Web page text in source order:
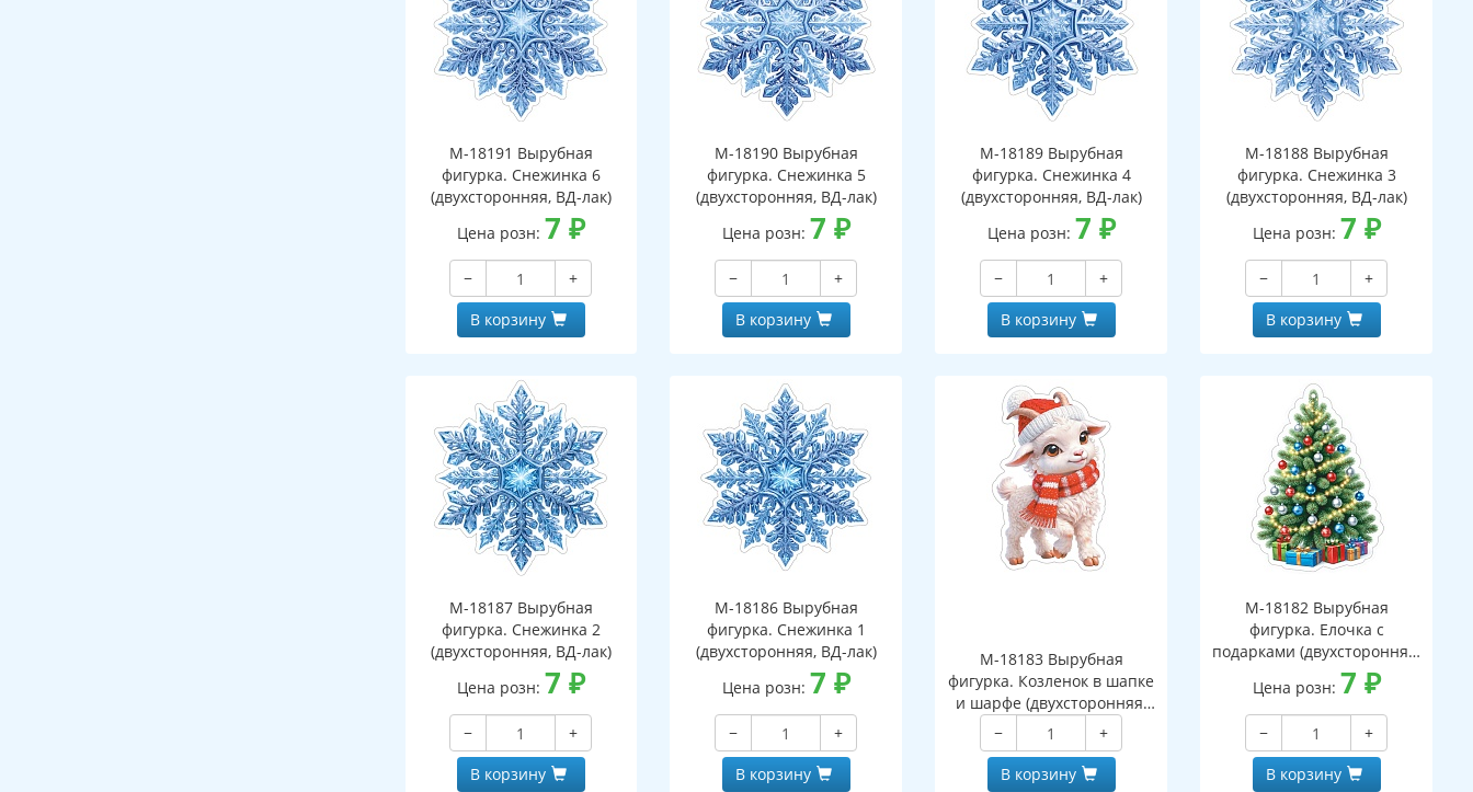
М-18191 Вырубная
фигурка. Снежинка 6
(двухсторонняя, ВД-лак)
Цена розн: 7 ₽
−
+
В корзину
М-18190 Вырубная
фигурка. Снежинка 5
(двухсторонняя, ВД-лак)
Цена розн: 7 ₽
−
+
В корзину
М-18189 Вырубная
фигурка. Снежинка 4
(двухсторонняя, ВД-лак)
Цена розн: 7 ₽
−
+
В корзину
М-18188 Вырубная
фигурка. Снежинка 3
(двухсторонняя, ВД-лак)
Цена розн: 7 ₽
−
+
В корзину
М-18187 Вырубная
фигурка. Снежинка 2
(двухсторонняя, ВД-лак)
Цена розн: 7 ₽
−
+
В корзину
М-18186 Вырубная
фигурка. Снежинка 1
(двухсторонняя, ВД-лак)
Цена розн: 7 ₽
−
+
В корзину
М-18183 Вырубная
фигурка. Козленок в шапке
и шарфе (двухсторонняя,
ВД-лак)
−
+
В корзину
М-18182 Вырубная
фигурка. Елочка с
подарками (двухсторонняя,
ВД-лак)
Цена розн: 7 ₽
−
+
В корзину